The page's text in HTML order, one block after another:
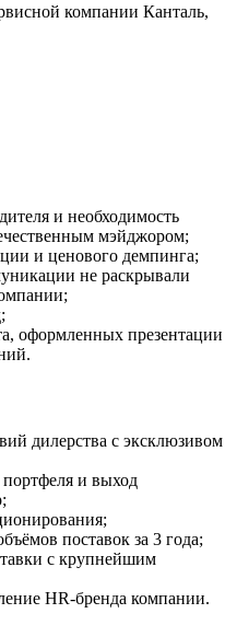
и необходимость
мэйджором;
и ценового демпинга;
не раскрывали
оформленных презентации
дилерства с эксклюзивом
и выход
поставок за 3 года;
с крупнейшим
HR-бренда компании.